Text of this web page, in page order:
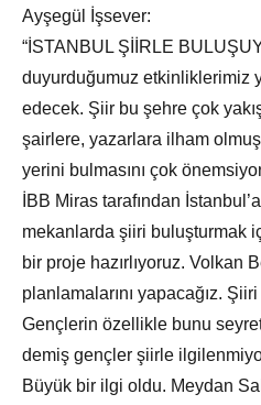
Ayşegül İşsever:
“İSTANBUL ŞİİRLE
duyurduğumuz etkinliklerimiz
edecek. Şiir bu şehre çok
şairlere, yazarlara ilham
yerini bulmasını çok
İBB Miras tarafından
mekanlarda şiiri buluşturmak
bir proje hazırlıyoruz. Volkan
planlamalarını yapacağız.
Gençlerin özellikle bunu
demiş gençler şiirle
Büyük bir ilgi oldu. Meydan